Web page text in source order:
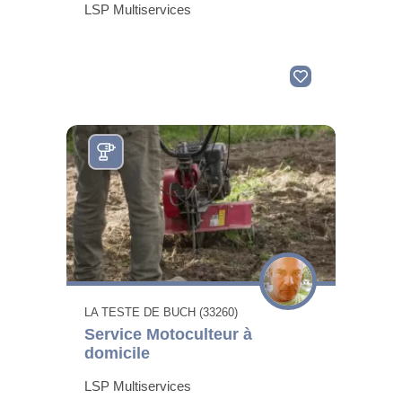
LSP Multiservices
LA TESTE DE BUCH (33260)
Service Motoculteur à
domicile
LSP Multiservices